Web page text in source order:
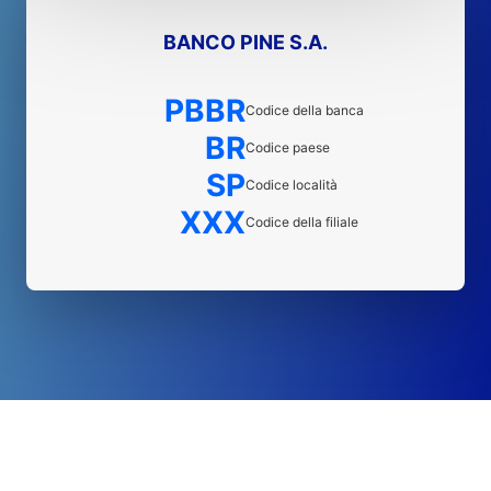
BANCO PINE S.A.
PBBRCodice della banca
BRCodice paese
SPCodice località
XXXCodice della filiale